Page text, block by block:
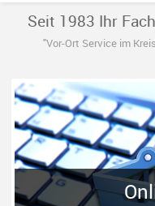
Seit 1983 Ihr
"Vor-Ort Service im